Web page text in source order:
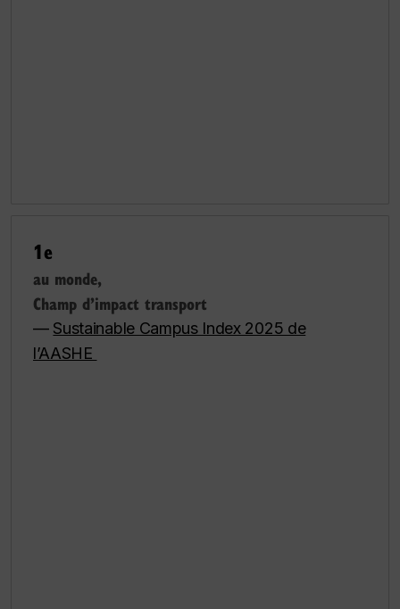
1e
au monde,
Champ d’impact transport
— Sustainable Campus Index 2025 de
l’AASHE